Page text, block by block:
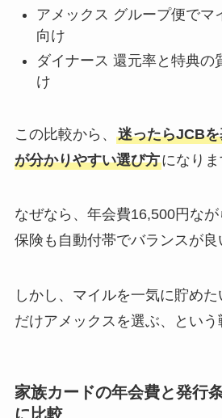
アメックス グループ便でマ
向け
ダイナース 還元率と特典の
け
この比較から、 迷ったらJCB
が分かりやすい選び方になりま
なぜなら、年会費16,500円なが
保険も自動付帯でバランスが良
しかし、マイルを一気に貯め
だけアメックスを選ぶ、という
家族カードの年会費と発行
に比較